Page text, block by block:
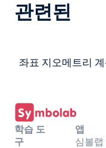
관련된
좌표 지오메트리
학습 도
구
앱
심볼랩